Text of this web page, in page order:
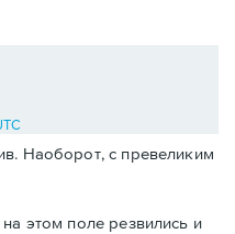
Наоборот, с превеликим
этом поле резвились и